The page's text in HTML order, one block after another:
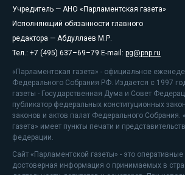
Учредитель — АНО «Парламентская газета»
Исполняющий обязанности главного
редактора — Абдуллаев М.Р.
Тел.: +7 (495) 637–69–79 E-mail: pg@pnp.ru
«Парламентская газета» - официальное
Федерального Собрания РФ. Издается с 1997
газеты - Государственная Дума и Совет
публикатор федеральных конституционных
законов и актов палат Федерального Собрания.
газета» имеет пункты печати и
федерации.
Сайт «Парламентской газеты» - это оперативные
достоверная информация о принимаемых в